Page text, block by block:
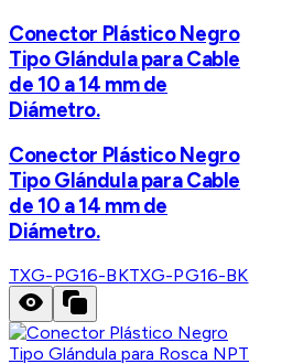
Conector Plástico Negro
Tipo Glándula para Cable
de 10 a 14 mm de
Diámetro.
Conector Plástico Negro
Tipo Glándula para Cable
de 10 a 14 mm de
Diámetro.
TXG-PG16-BKTXG-PG16-BK